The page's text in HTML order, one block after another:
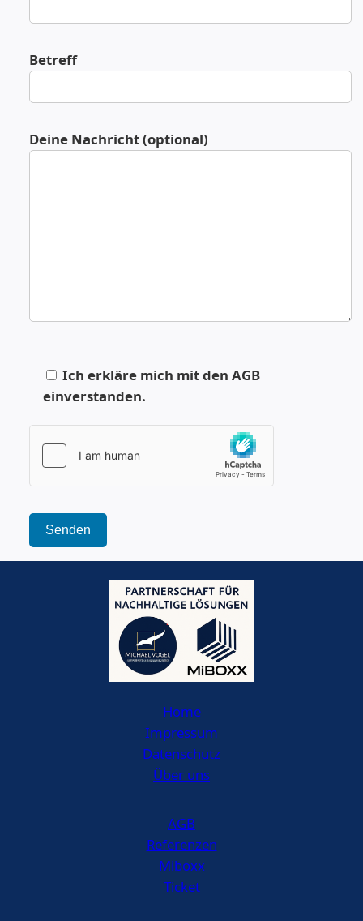
Betreff
Deine Nachricht (optional)
Ich erkläre mich mit den AGB
einverstanden.
Home
Impressum
Datenschutz
Über uns
AGB
Referenzen
Miboxx
Ticket